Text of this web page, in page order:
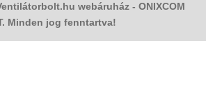
webáruház - ONIXCOM
Minden jog fenntartva!